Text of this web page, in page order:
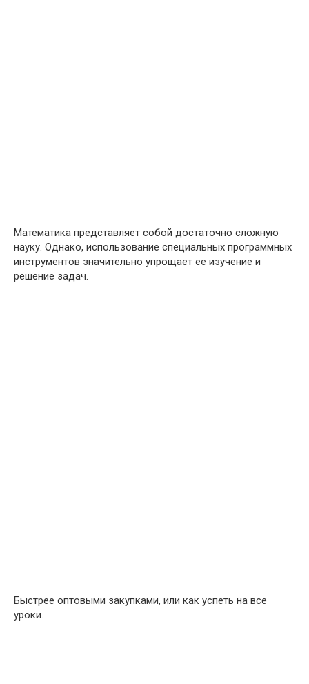
Математика представляет собой достаточно сложную
науку. Однако, использование специальных программных
инструментов значительно упрощает ее изучение и
решение задач.
Быстрее оптовыми закупками, или как успеть на все
уроки.